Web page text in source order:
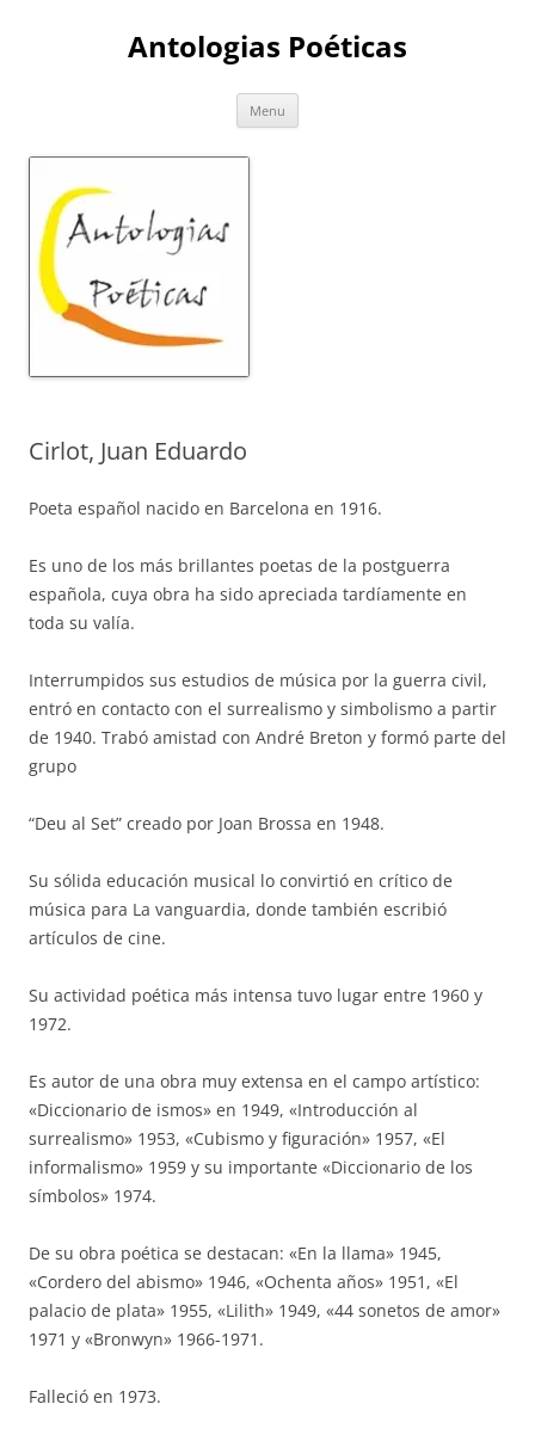
Antologias Poéticas
Menu
Cirlot, Juan Eduardo
Poeta español nacido en Barcelona en 1916.
Es uno de los más brillantes poetas de la postguerra
española, cuya obra ha sido apreciada tardíamente en
toda su valía.
Interrumpidos sus estudios de música por la guerra civil,
entró en contacto con el surrealismo y simbolismo a partir
de 1940. Trabó amistad con André Breton y formó parte del
grupo
“Deu al Set” creado por Joan Brossa en 1948.
Su sólida educación musical lo convirtió en crítico de
música para La vanguardia, donde también escribió
artículos de cine.
Su actividad poética más intensa tuvo lugar entre 1960 y
1972.
Es autor de una obra muy extensa en el campo artístico:
«Diccionario de ismos» en 1949, «Introducción al
surrealismo» 1953, «Cubismo y figuración» 1957, «El
informalismo» 1959 y su importante «Diccionario de los
símbolos» 1974.
De su obra poética se destacan: «En la llama» 1945,
«Cordero del abismo» 1946, «Ochenta años» 1951, «El
palacio de plata» 1955, «Lilith» 1949, «44 sonetos de amor»
1971 y «Bronwyn» 1966-1971.
Falleció en 1973.